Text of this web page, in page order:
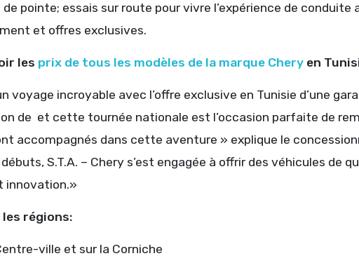
pointe; essais sur route pour vivre l’expérience de conduite
et offres exclusives.
les prix de tous les modèles de la marque Cheryen
voyage incroyable avec l’offre exclusive en Tunisie d’une
de et cette tournée nationale est l’occasion parfaite de
accompagnés dans cette aventure » explique le
S.T.A. – Chery s’est engagée à offrir des véhicules de
innovation.»
les régions:
ville et sur la Corniche